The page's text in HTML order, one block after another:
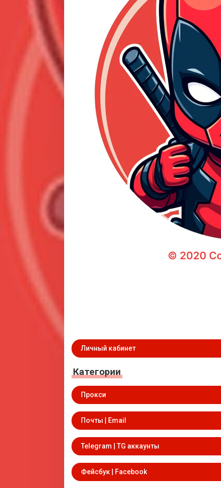
Личный кабинет
Категории
Прокси
Почты | Email
Telegram | TG аккаунты
Фейсбук | Facebook